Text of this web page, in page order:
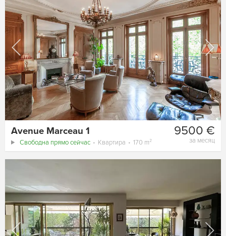
9500 €
за месяц
Avenue Marceau 1
Свободна прямо сейчас Квартира 170 m²